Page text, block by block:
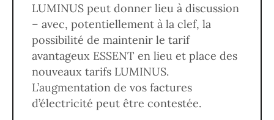
LUMINUS peut donner lieu à discussion
– avec, potentiellement à la clef, la
possibilité de maintenir le tarif
avantageux ESSENT en lieu et place des
nouveaux tarifs LUMINUS.
L’augmentation de vos factures
d’électricité peut être contestée.